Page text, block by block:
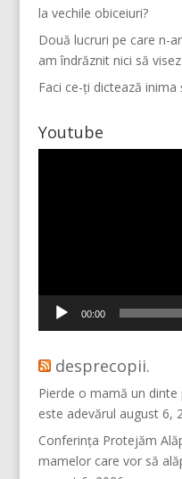
la vechile obiceiuri?
Două lucruri pe care n-
am îndrăznit nici să
Faci ce-ți dictează
Youtube
00:00
desprecopii.
Pierde o mamă un
este adevărul august 6,
Conferința Protejăm
mamelor care vor să